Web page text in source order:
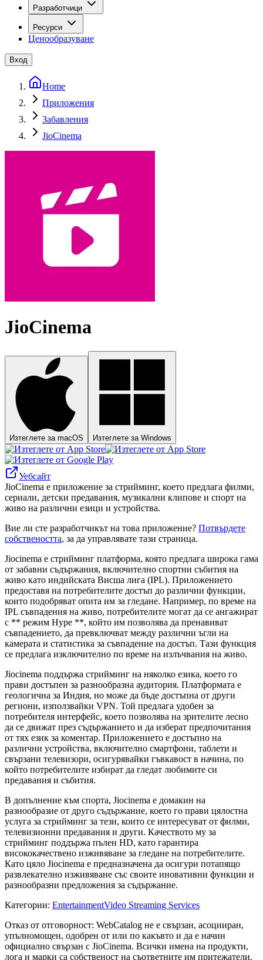
Разработчици
Ресурси
Ценообразуване
Вход
Home
Приложения
Забавления
JioCinema
JioCinema
Изтеглете за macOS Изтеглете за Windows
Уебсайт
JioCinema е приложение за стрийминг, което предлага филми,
сериали, детски предавания, музикални клипове и спорт на
живо на различни езици и устройства.
Вие ли сте разработчикът на това приложение? Потвърдете
собствеността, за да управлявате тази страница.
Jiocinema е стрийминг платформа, която предлага широка гама
от забавни съдържания, включително спортни събития на
живо като индийската Висша лига (IPL). Приложението
предоставя на потребителите достъп до различни функции,
които подобряват опита им за гледане. Например, по време на
IPL съвпадения на живо, потребителите могат да се ангажират
с ** режим Hype **, който им позволява да пренавиват
съвпадението, да превключват между различни ъгли на
камерата и статистика за съвпадение на достъп. Тази функция
се предлага изключително по време на излъчвания на живо.
Jiocinema поддържа стрийминг на няколко езика, което го
прави достъпен за разнообразна аудитория. Платформата е
геологична за Индия, но може да бъде достъпна от други
региони, използвайки VPN. Той предлага удобен за
потребителя интерфейс, което позволява на зрителите лесно
да се движат през съдържанието и да изберат предпочитания
от тях език за коментар. Приложението е достъпно на
различни устройства, включително смартфони, таблети и
свързани телевизори, осигурявайки гъвкавост в начина, по
който потребителите избират да гледат любимите си
предавания и събития.
В допълнение към спорта, Jiocinema е домакин на
разнообразие от друго съдържание, което го прави цялостна
услуга за стрийминг за тези, които се интересуват от филми,
телевизионни предавания и други. Качеството му за
стрийминг поддържа пълен HD, като гарантира
висококачествено изживяване за гледане на потребителите.
Като цяло Jiocinema е предназначена да осигури потапящо
развлекателно изживяване със своите иновативни функции и
разнообразни предложения за съдържание.
Категории: EntertainmentVideo Streaming Services
Отказ от отговорност: WebCatalog не е свързан, асоцииран,
упълномощен, одобрен от или по какъвто и да е начин
официално свързан с JioCinema. Всички имена на продукти,
лога и марки са собственост на съответните им притежатели.